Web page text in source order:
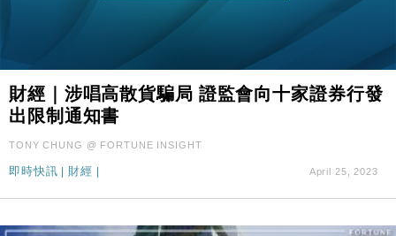
財經｜涉唱高散貨騙局 證監會向十家證券行發
出限制通知書
TONY CHUNG @ FORTUNE INSIGHT
即時快訊 | 財經 | April 25, 2023